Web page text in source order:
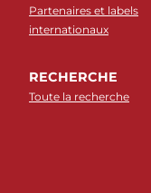
Partenaires et labels
internationaux
RECHERCHE
Toute la recherche